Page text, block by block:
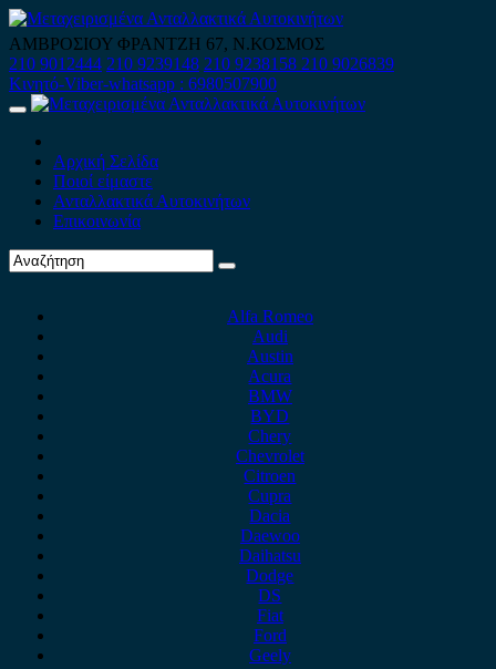
Skip
to
content
ΑΜΒΡΟΣΙΟΥ ΦΡΑΝΤΖΗ 67, Ν.ΚΟΣΜΟΣ
210 9012444 210 9239148 210 9238158 210 9026839
Κινητό-Viber-whatsapp : 6980507900
Primary
Αρχική Σελίδα
Ποιοί είμαστε
Ανταλλακτικά Αυτοκινήτων
Επικοινωνία
Alfa Romeo
Audi
Austin
Acura
BMW
BYD
Chery
Chevrolet
Citroen
Cupra
Dacia
Daewoo
Daihatsu
Dodge
DS
Fiat
Ford
Geely